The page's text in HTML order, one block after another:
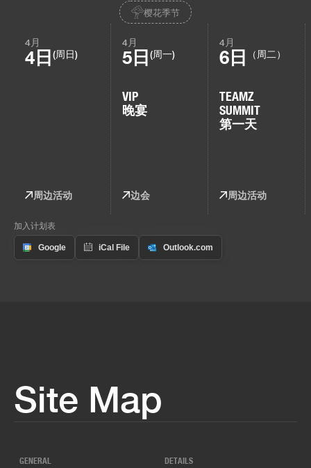
樱花季节
4月
4日 (周日)
周边活动
4月
5日 (周一)
VIP
晚宴
边会
4月
6日 （周二）
TEAMZ
SUMMIT
第一天
周边活动
加入计划表
Site Map
GENERAL DETAILS